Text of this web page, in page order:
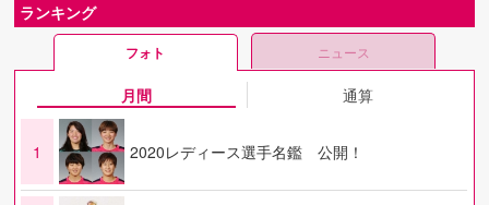
ランキング
フォト ニュース
月間 通算
1 2020レディース選手名鑑 公開！